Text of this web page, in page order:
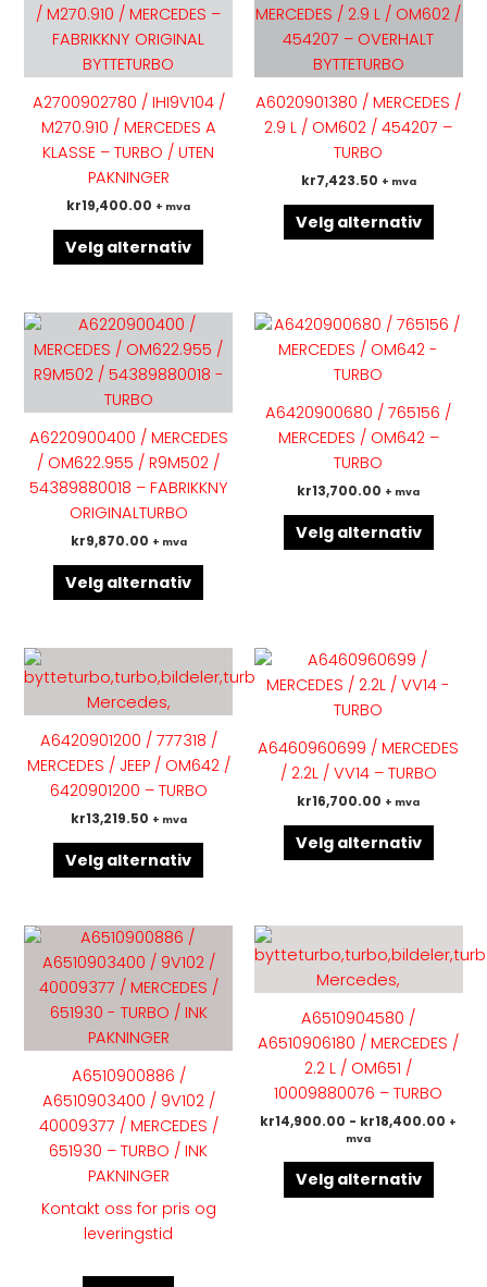
A2700902780 / IHI9V104 /
M270.910 / MERCEDES A
KLASSE – TURBO / UTEN
PAKNINGER
kr19,400.00 + mva
Velg alternativ
produktet
varianter.
Alternativene
kan
velges
produktsiden
A6020901380 / MERCEDES /
2.9 L / OM602 / 454207 –
TURBO
kr7,423.50 + mva
Velg alternativ
har
kan
A6220900400 / MERCEDES
/ OM622.955 / R9M502 /
54389880018 – FABRIKKNY
ORIGINALTURBO
kr9,870.00 + mva
Velg alternativ
produktet
har
varianter.
Alternativene
kan
velges
produktsiden
A6420900680 / 765156 /
MERCEDES / OM642 –
TURBO
kr13,700.00 + mva
Velg alternativ
Dette
flere
A6420901200 / 777318 /
MERCEDES / JEEP / OM642 /
6420901200 – TURBO
kr13,219.50 + mva
Velg alternativ
produktet
flere
varianter.
Alternativene
produktsiden
A6460960699 / MERCEDES
/ 2.2L / VV14 – TURBO
kr16,700.00 + mva
Velg alternativ
på
A6510900886 /
A6510903400 / 9V102 /
40009377 / MERCEDES /
651930 – TURBO / INK
PAKNINGER
Kontakt oss for pris og
leveringstid
A6510904580 /
A6510906180 / MERCEDES /
2.2 L / OM651 /
10009880076 – TURBO
kr14,900.00 - kr18,400.00 +
mva
Velg alternativ
kan
velges